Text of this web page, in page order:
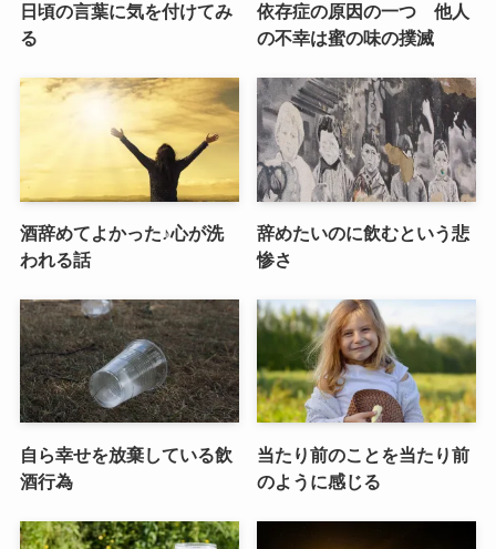
日頃の言葉に気を付けてみ
る
依存症の原因の一つ 他人
の不幸は蜜の味の撲滅
酒辞めてよかった♪心が洗
われる話
辞めたいのに飲むという悲
惨さ
自ら幸せを放棄している飲
酒行為
当たり前のことを当たり前
のように感じる